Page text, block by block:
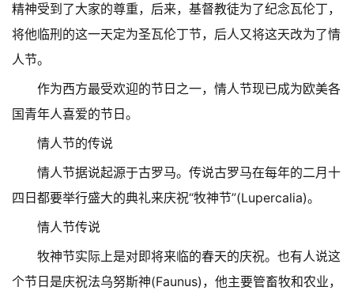
精神受到了大家的尊重，后来，基督教徒为了纪念瓦伦丁，
将他临刑的这一天定为圣瓦伦丁节，后人又将这天改为了情
人节。
作为西方最受欢迎的节日之一，情人节现已成为欧美各
国青年人喜爱的节日。
情人节的传说
情人节据说起源于古罗马。传说古罗马在每年的二月十
四日都要举行盛大的典礼来庆祝“牧神节”(Lupercalia)。
情人节传说
牧神节实际上是对即将来临的春天的庆祝。也有人说这
个节日是庆祝法乌努斯神(Faunus)，他主要管畜牧和农业，